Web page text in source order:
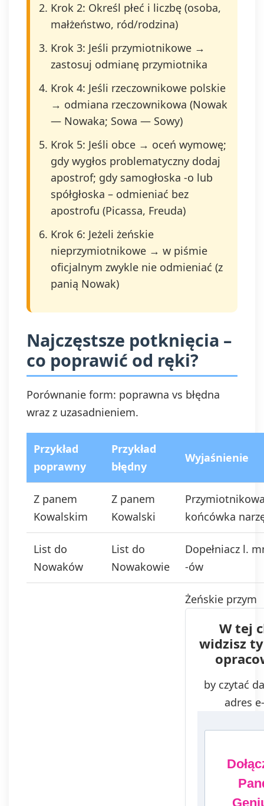
Krok 2: Określ płeć i liczbę (osoba,
małżeństwo, ród/rodzina)
Krok 3: Jeśli przymiotnikowe →
zastosuj odmianę przymiotnika
Krok 4: Jeśli rzeczownikowe polskie
→ odmiana rzeczownikowa (Nowak
— Nowaka; Sowa — Sowy)
Krok 5: Jeśli obce → oceń wymowę;
gdy wygłos problematyczny dodaj
apostrof; gdy samogłoska -o lub
spółgłoska – odmieniać bez
apostrofu (Picassa, Freuda)
Krok 6: Jeżeli żeńskie
nieprzymiotnikowe → w piśmie
oficjalnym zwykle nie odmieniać (z
panią Nowak)
Najczęstsze potknięcia –
co poprawić od ręki?
Porównanie form: poprawna vs błędna
wraz z uzasadnieniem.
Przykład
poprawny
Przykład
błędny
Wyjaśnienie
Z panem
Kowalskim
Z panem
Kowalski
końcówka
List do
Nowaków
List do
Nowakowie
Dopełniacz l.
-ów
Żeńskie przym
W tej
widzisz
by czytać
adres